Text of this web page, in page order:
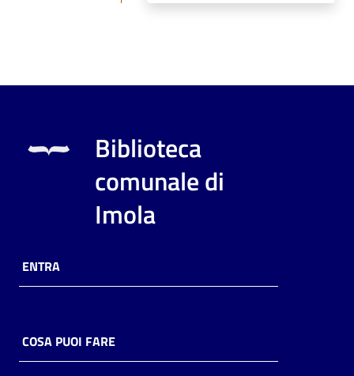
Biblioteca
comunale di
Imola
ENTRA
COSA PUOI FARE